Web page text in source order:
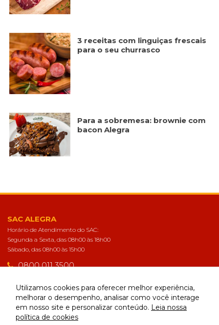
3 receitas com linguiças frescais
para o seu churrasco
Para a sobremesa: brownie com
bacon Alegra
SAC ALEGRA
Horário de Atendimento do SAC:
Segunda a Sexta, das 08h00 às 18h00
Sábado, das 08h00 às 15h00
0800 011 3500
sac@alegra.com.br
CONECTE-SE
Utilizamos cookies para oferecer melhor experiência,
melhorar o desempenho, analisar como você interage
em nosso site e personalizar conteúdo. Leia nossa
política de cookies